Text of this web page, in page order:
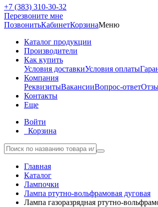
+7 (383) 310-30-32
Перезвоните мне
ПозвонитьКабинетКорзинаМеню
Каталог продукции
Производители
Как купить
Условия доставкиУсловия оплаты
Компания
РеквизитыВакансииВопрос-ответ
Контакты
Еще
Войти
Корзина
Главная
Каталог
Лампочки
Лампа ртутно-вольфрамовая дуговая
Лампа газоразрядная ртутно-